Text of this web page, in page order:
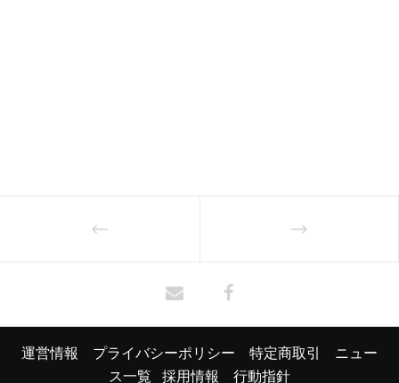
運営情報 プライバシーポリシー 特定商取引
ニュー
ス一覧 採用情報 行動指針